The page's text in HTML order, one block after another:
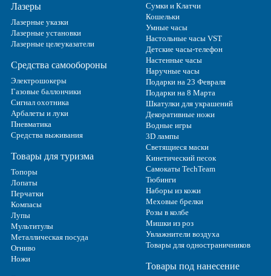
Лазеры
Лазерные указки
Лазерные установки
Лазерные целеуказатели
Средства самообороны
Электрошокеры
Газовые баллончики
Сигнал охотника
Арбалеты и луки
Пневматика
Средства выживания
Товары для туризма
Топоры
Лопаты
Перчатки
Компасы
Лупы
Мультитулы
Металлическая посуда
Огниво
Ножи
Сумки и Клатчи
Кошельки
Умные часы
Настольные часы VST
Детские часы-телефон
Настенные часы
Наручные часы
Подарки на 23 Февраля
Подарки на 8 Марта
Шкатулки для украшений
Декоративные ножи
Водные игры
3D лампы
Светящиеся маски
Кинетический песок
Самокаты TechTeam
Тюбинги
Наборы из кожи
Меховые брелки
Розы в колбе
Мишки из роз
Увлажнители воздуха
Товары для одностраничников
Товары под нанесение